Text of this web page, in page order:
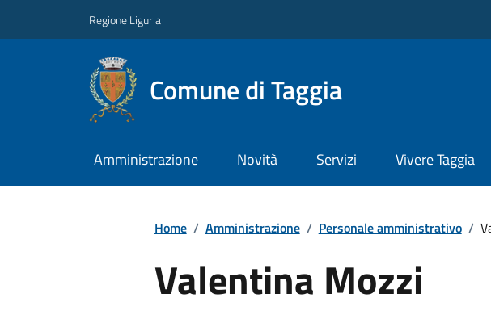
Regione Liguria
Comune di Taggia
Amministrazione Novità Servizi Vivere Taggia
Home / Amministrazione / Personale amministrativo /
Valentina Mozzi